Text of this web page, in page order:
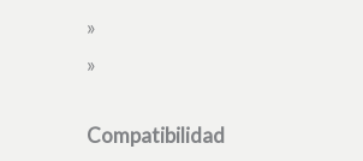
»
»
Compatibilidad